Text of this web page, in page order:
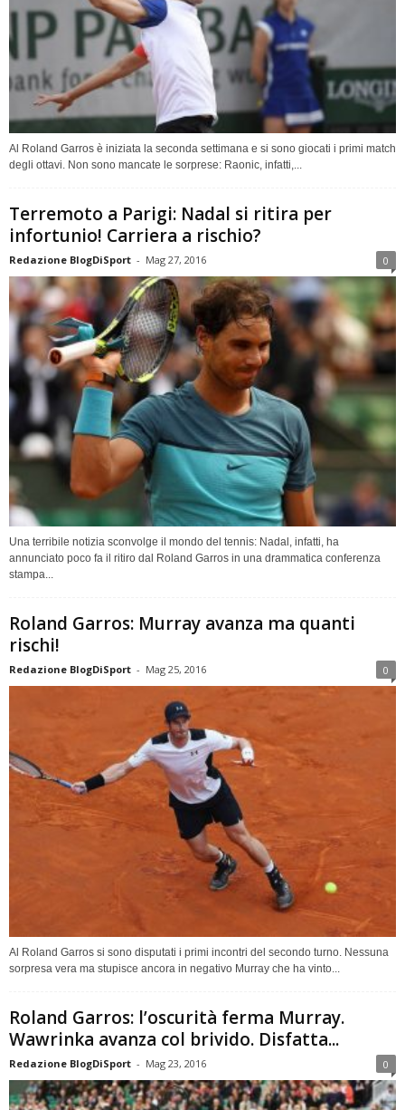
Al Roland Garros è iniziata la seconda settimana e si sono giocati i primi match
degli ottavi. Non sono mancate le sorprese: Raonic, infatti,...
Terremoto a Parigi: Nadal si ritira per
infortunio! Carriera a rischio?
Redazione BlogDiSport - Mag 27, 2016 0
Una terribile notizia sconvolge il mondo del tennis: Nadal, infatti, ha
annunciato poco fa il ritiro dal Roland Garros in una drammatica conferenza
stampa...
Roland Garros: Murray avanza ma quanti
rischi!
Redazione BlogDiSport - Mag 25, 2016 0
Al Roland Garros si sono disputati i primi incontri del secondo turno. Nessuna
sorpresa vera ma stupisce ancora in negativo Murray che ha vinto...
Roland Garros: l’oscurità ferma Murray.
Wawrinka avanza col brivido. Disfatta...
Redazione BlogDiSport - Mag 23, 2016 0